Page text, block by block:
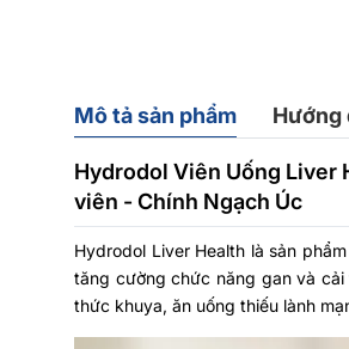
Mô tả sản phẩm Hướng
Hydrodol Viên Uống Liver
viên - Chính Ngạch Úc
Hydrodol Liver Health là sản
tăng cường chức năng gan và
thức khuya, ăn uống thiếu lành